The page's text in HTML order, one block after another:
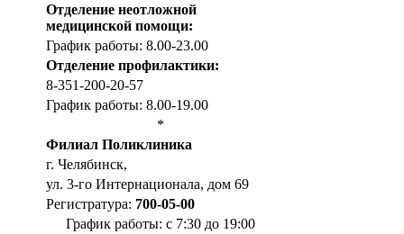
Отделение неотложной
медицинской помощи:
График работы: 8.00-23.00
Отделение профилактики:
8-351-200-20-57
График работы: 8.00-19.00
*
Филиал Поликлиника
г. Челябинск,
ул. 3-го Интернационала, дом 69
Регистратура: 700-05-00
График работы: с 7:30 до 19:00